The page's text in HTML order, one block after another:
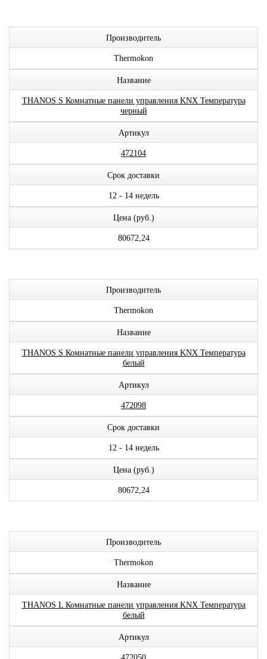
Производитель
Thermokon
Название
THANOS S Комнатные панели управления KNX Температура
черный
Артикул
472104
Срок доставки
12 - 14 недель
Цена (руб.)
80672,24
Производитель
Thermokon
Название
THANOS S Комнатные панели управления KNX Температура
белый
Артикул
472098
Срок доставки
12 - 14 недель
Цена (руб.)
80672,24
Производитель
Thermokon
Название
THANOS L Комнатные панели управления KNX Температура
белый
Артикул